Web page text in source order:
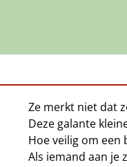
Ze merkt niet dat
Deze galante
Hoe veilig om een
Als iemand aan je